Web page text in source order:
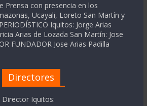
Prensa con presencia en los
Ucayali, Loreto San Martín y
Iquitos: Jorge Arias
Arias de Lozada San Martín: Jose
FUNDADOR Jose Arias Padilla
Directores
Director Iquitos: